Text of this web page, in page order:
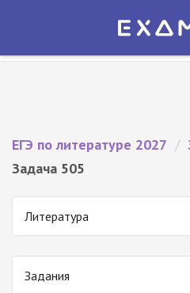
Экзамер — ЕГЭ 2027
ЕГЭ по литературе 2027 /
Задача 505
Литература
Задания